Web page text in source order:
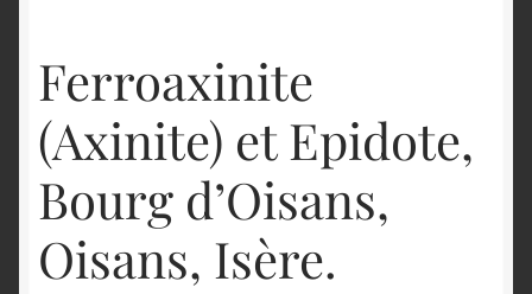
Ferroaxinite
(Axinite) et Epidote,
Bourg d’Oisans,
Oisans, Isère.